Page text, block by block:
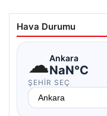
Hava Durumu
☁Ankara
NaN°C
ŞEHIR SEÇ